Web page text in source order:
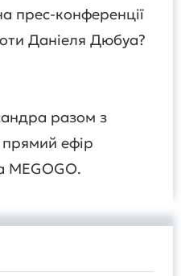
прес-конференції
Даніеля Дюбуа?
разом з
ефір
MEGOGO.